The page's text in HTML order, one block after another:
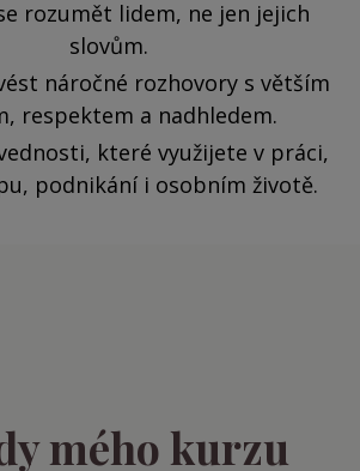
rozumět lidem, ne jen jejich
slovům.
náročné rozhovory s větším
respektem a nadhledem.
které využijete v práci,
podnikání i osobním životě.
mého kurzu